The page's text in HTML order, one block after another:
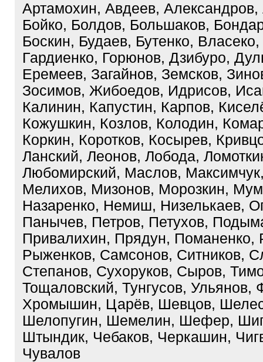
Артамохин, Авдеев,
Бойко, Болдов, Большаков,
Боскин, Будаев, Бутенко,
Гардиенко, Горюнов, Дзибуро,
Еремеев, Загайнов, Земсков,
Зосимов, Жибоедов, Идрисов,
Калинин, Капустин, Карпов,
Кожушкин, Козлов, Колодин,
Коркин, Коротков, Косырев,
Ланский, Леонов, Лобода,
Любомирский, Маслов,
Мелихов, Мизонов, Морозкин,
Назаренко, Немиш, Низелькаев,
Панычев, Петров, Петухов,
Привалихин, Прядун, Поманенко,
Рыженков, Самсонов, Ситников,
Степанов, Сухоруков, Сыров,
Тощаловский, Тунгусов, Ульянов,
Хромышин, Царёв, Шевцов,
Шелопугин, Шемелин, Шефер,
Штындик, Чебаков, Черкашин,
Чувалов